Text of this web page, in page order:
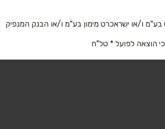
ו/או ישראכרט מימון בע"מ ו/או הבנק המנפיק
הוצאה לפועל * טל"ח